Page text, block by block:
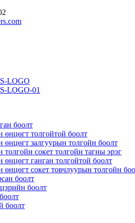
боолт
өнцөгт толгойтой боолт
өнцөгт залгуурын толгойн боолт
толгойн сокет толгойн тагны эрэг
өнцөгт ганган толгойтой боолт
өнцөгт сокет товчлуурын толгойн
боолт
боолт
боолт